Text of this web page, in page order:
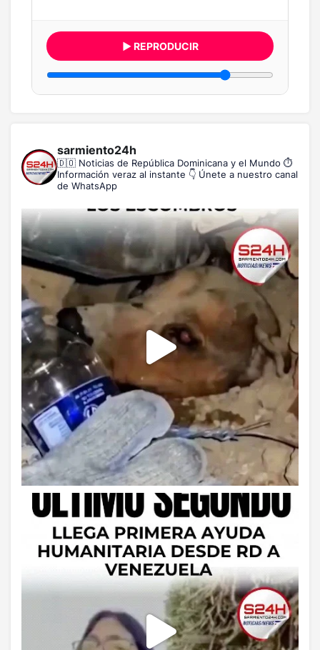
▶ REPRODUCIR
sarmiento24h
🇩🇴 Noticias de República Dominicana y el Mundo ⏱️
Información veraz al instante 👇 Únete a nuestro canal
de WhatsApp